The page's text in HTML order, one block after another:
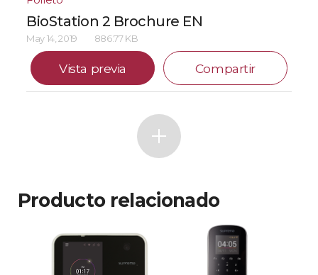
BioStation 2 Brochure EN
May 14, 2019 886.77 KB
Vista previa Compartir
Producto relacionado